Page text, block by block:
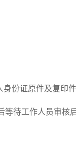
份证原件及复
待工作人员审核